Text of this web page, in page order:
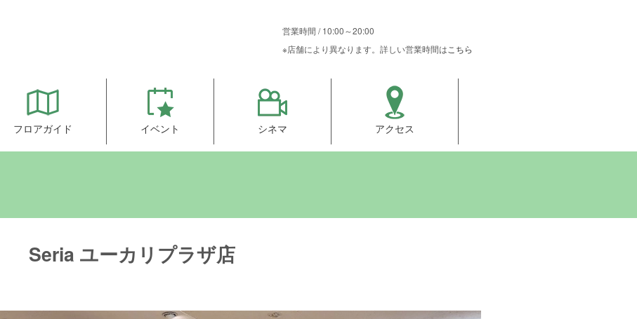
営業時間 / 10:00～20:00
※店舗により異なります。詳しい営業時間は こちら
フロアガイド イベント シネマ アクセス
Seria ユーカリプラザ店